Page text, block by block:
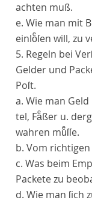
achten muß.
e. Wie man mit
einloͤſen will, zu
5. Regeln bei
Gelder und
Poſt.
a. Wie man
tel, Faͤßer u.
wahren muͤſſe.
b. Vom
c. Was beim
Packete zu
d. Wie man ſich